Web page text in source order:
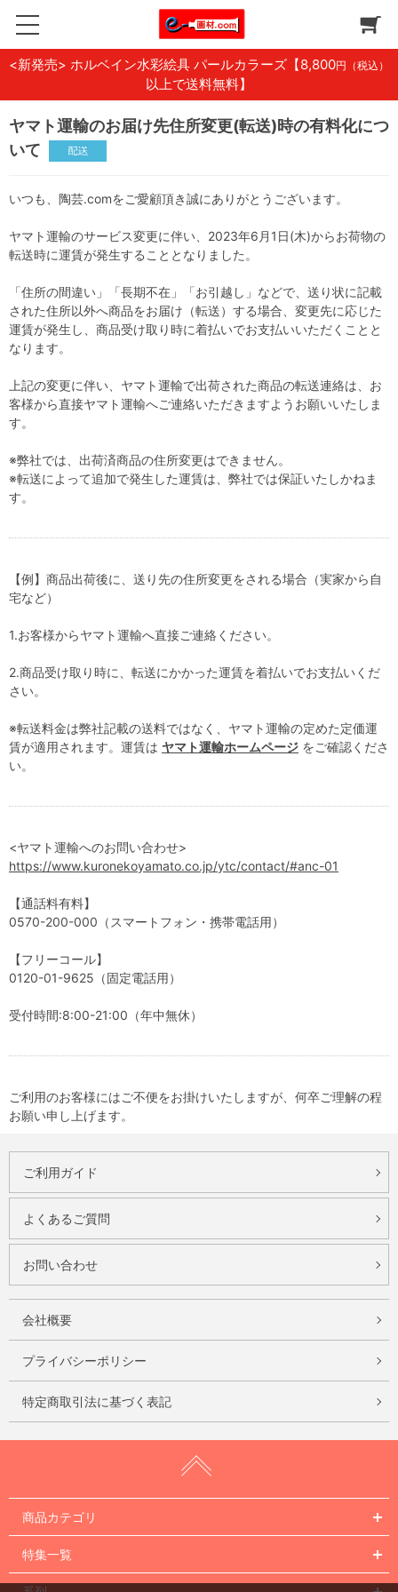
<新発売> ホルベイン水彩絵具 パールカラーズ 【8,800円（税込）
以上で送料無料】
ヤマト運輸のお届け先住所変更(転送)時の有料化につ
いて
いつも、陶芸.comをご愛顧頂き誠にありがとうございます。
ヤマト運輸のサービス変更に伴い、2023年6月1日(木)からお荷物の
転送時に運賃が発生することとなりました。
「住所の間違い」「長期不在」「お引越し」などで、送り状に記載
された住所以外へ商品をお届け（転送）する場合、変更先に応じた
運賃が発生し、商品受け取り時に着払いでお支払いいただくことと
なります。
上記の変更に伴い、ヤマト運輸で出荷された商品の転送連絡は、お
客様から直接ヤマト運輸へご連絡いただきますようお願いいたしま
す。
※弊社では、出荷済商品の住所変更はできません。
※転送によって追加で発生した運賃は、弊社では保証いたしかねま
す。
【例】商品出荷後に、送り先の住所変更をされる場合（実家から自
宅など）
1.お客様からヤマト運輸へ直接ご連絡ください。
2.商品受け取り時に、転送にかかった運賃を着払いでお支払いくだ
さい。
※転送料金は弊社記載の送料ではなく、ヤマト運輸の定めた定価運
賃が適用されます。運賃は ヤマト運輸ホームページ をご確認くださ
い。
<ヤマト運輸へのお問い合わせ>
https://www.kuronekoyamato.co.jp/ytc/contact/#anc-01
【通話料有料】
0570-200-000（スマートフォン・携帯電話用）
【フリーコール】
0120-01-9625（固定電話用）
受付時間:8:00-21:00（年中無休）
ご利用のお客様にはご不便をお掛けいたしますが、何卒ご理解の程
お願い申し上げます。
ご利用ガイド
よくあるご質問
お問い合わせ
会社概要
プライバシーポリシー
特定商取引法に基づく表記
商品カテゴリ
特集一覧